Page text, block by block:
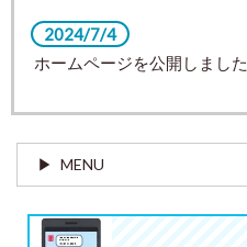
2024/7/4
ホームページを公開しました
MENU